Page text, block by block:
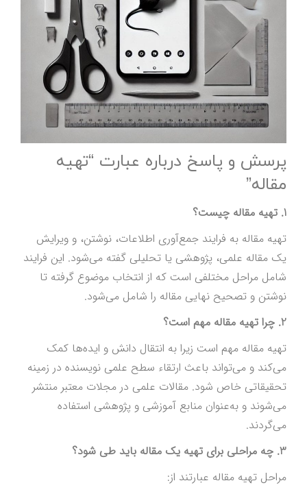
پرسش و پاسخ درباره عبارت “تهیه
مقاله”
1. تهیه مقاله چیست؟
تهیه مقاله به فرایند جمع‌آوری اطلاعات، نوشتن، و ویرایش
یک مقاله علمی، پژوهشی یا تحلیلی گفته می‌شود. این فرایند
شامل مراحل مختلفی است که از انتخاب موضوع گرفته تا
نوشتن و تصحیح نهایی مقاله را شامل می‌شود.
2. چرا تهیه مقاله مهم است؟
تهیه مقاله مهم است زیرا به انتقال دانش و ایده‌ها کمک
می‌کند و می‌تواند باعث ارتقاء سطح علمی نویسنده در زمینه
تحقیقاتی خاص شود. مقالات علمی در مجلات معتبر منتشر
می‌شوند و به‌عنوان منابع آموزشی و پژوهشی استفاده
می‌گردند.
3. چه مراحلی برای تهیه یک مقاله باید طی شود؟
مراحل تهیه مقاله عبارتند از: